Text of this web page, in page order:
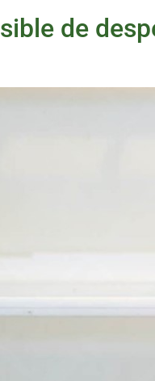
de